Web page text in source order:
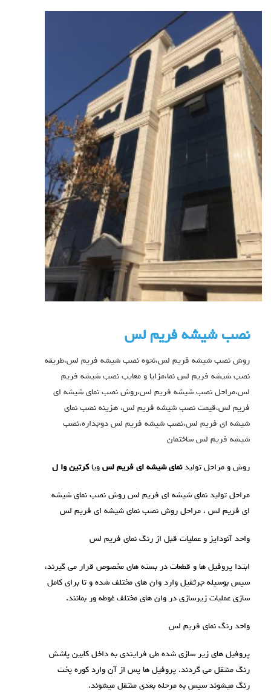
نصب شیشه فریم لس
روش نصب شیشه فریم لس،نحوه نصب شیشه فریم لس،طریقه
نصب شیشه فریم لس نما،مزایا و معایب نصب شیشه فریم
لس،مراحل نصب شیشه فریم لس،روش نصب نمای شیشه ای
فریم لس،قیمت نصب شیشه فریم لس، هزینه نصب نمای
شیشه ای فریم لس،نصب شیشه فریم لس دوجداره،نصب
شیشه فریم لس ساختمان
روش و مراحل تولیدنمای شیشه ای فریم لس ویاکرتین وا ل
مراحل تولید نمای شیشه ای فریم لس روش نصب نمای شیشه
ای فریم لس ، مراحل روش نصب نمای شیشه ای فریم لس
واحد آنودایز و عملیات قبل از رنگ نمای فریم لس
ابتدا پروفیل ها و قطعات در بسته های مخصوص قرار می گیرند،
سپس بوسیله جرثقیل وارد وان های مختلف شده و تا برای کامل
سازی عملیات زیرسازی در وان های مختلف غوطه ور بمانند.
واحد رنگ نمای فریم لس
پروفیل های زیر سازی شده طی فرایندی به داخل کابین پاشش
رنگ منتقل می گردند. پروفیل ها پس از آن وارد کوره پخت
رنگ میشوند سپس به مرحله بعدی منتقل میشوند.